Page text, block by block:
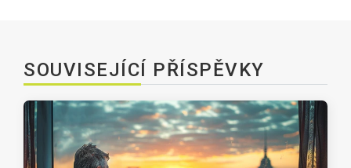
SOUVISEJÍCÍ PŘÍSPĚVKY